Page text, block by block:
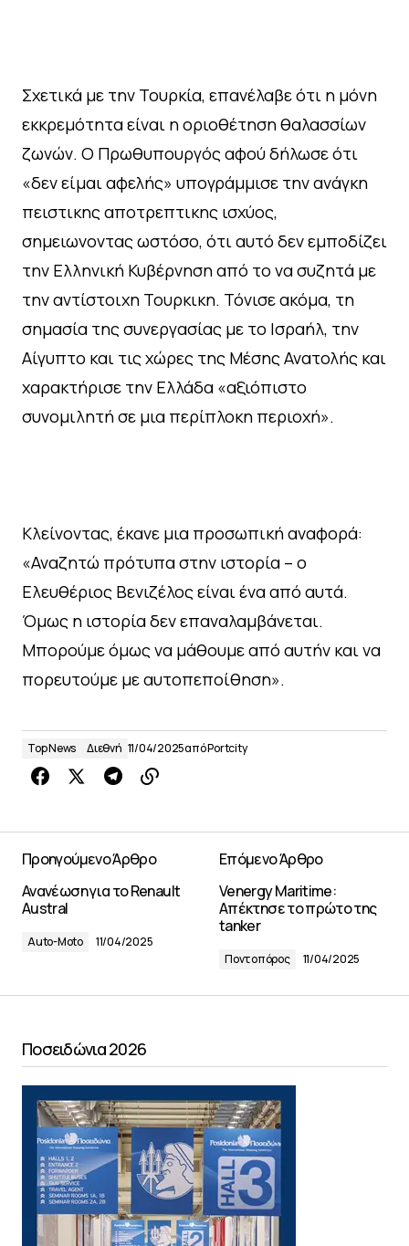
Σχετικά με την Τουρκία, επανέλαβε ότι η μόνη
εκκρεμότητα είναι η οριοθέτηση θαλασσίων
ζωνών. Ο Πρωθυπουργός αφού δήλωσε ότι
«δεν είμαι αφελής» υπογράμμισε την ανάγκη
πειστικης αποτρεπτικης ισχύος,
σημειωνοντας ωστόσο, ότι αυτό δεν εμποδίζει
την Ελληνική Κυβέρνηση από το να συζητά με
την αντίστοιχη Τουρκικη. Τόνισε ακόμα, τη
σημασία της συνεργασίας με το Ισραήλ, την
Αίγυπτο και τις χώρες της Μέσης Ανατολής και
χαρακτήρισε την Ελλάδα «αξιόπιστο
συνομιλητή σε μια περίπλοκη περιοχή».
Κλείνοντας, έκανε μια προσωπική αναφορά:
«Αναζητώ πρότυπα στην ιστορία – ο
Ελευθέριος Βενιζέλος είναι ένα από αυτά.
Όμως η ιστορία δεν επαναλαμβάνεται.
Μπορούμε όμως να μάθουμε από αυτήν και να
πορευτούμε με αυτοπεποίθηση».
Top News Διεθνή 11/04/2025απόPortcity
Προηγούμενο Άρθρο
Ανανέωση για το Renault
Austral
Auto-Moto 11/04/2025
Επόμενο Άρθρο
Venergy Maritime:
Απέκτησε το πρώτο της
tanker
Ποντοπόρος 11/04/2025
Ποσειδώνια 2026